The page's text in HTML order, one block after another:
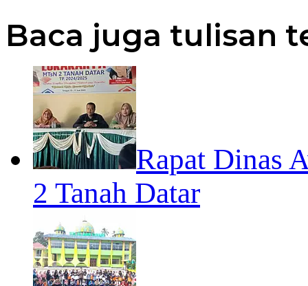
Baca juga tulisan
Rapat Dinas
2 Tanah Datar